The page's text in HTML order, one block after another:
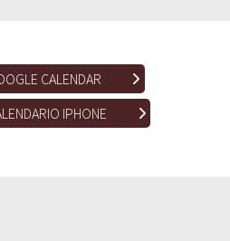
CALENDAR
IPHONE